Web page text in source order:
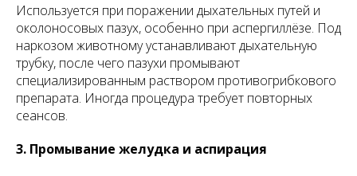
Используется при поражении дыхательных путей и
околоносовых пазух, особенно при аспергиллёзе. Под
наркозом животному устанавливают дыхательную
трубку, после чего пазухи промывают
специализированным раствором противогрибкового
препарата. Иногда процедура требует повторных
сеансов.
3. Промывание желудка и аспирация